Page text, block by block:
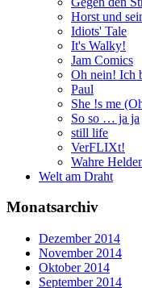
Horst und
Idiots' Tale
It's Walky!
Jam Comics
Oh nein! Ich
Paul
She !s me
So so … ja ja
still life
VerFLIXt!
Wahre
Welt am Draht
Monatsarchiv
Dezember 2014
November 2014
Oktober 2014
September 2014